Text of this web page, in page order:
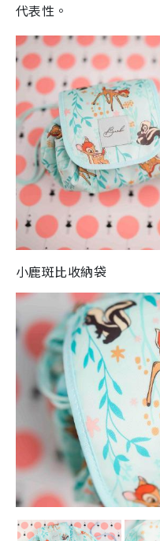
代表性。
小鹿斑比收納袋